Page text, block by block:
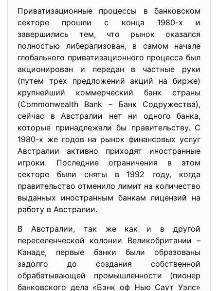
Приватизационные процессы в банковском
секторе прошли с конца 1980-х и
завершились тем, что рынок оказался
полностью либерализован, в самом начале
глобального приватизационного процесса был
акционирован и передан в частные руки
(путем трех предложений акций на бирже)
крупнейший коммерческий банк страны
(Commonwealth Bank – Банк Содружества),
сейчас в Австралии нет ни одного банка,
которые принадлежали бы правительству. С
1980-х же годов на рынок финансовых услуг
Австралии активно приходят иностранные
игроки. Последние ограничения в этом
секторе были сняты в 1992 году, когда
правительство отменило лимит на количество
выданных иностранным банкам лицензий на
работу в Австралии.
В Австралии, так же как и в другой
переселенческой колонии Великобритании –
Канаде, первые банки были образованы
задолго до создания собственной
обрабатывающей промышленности (пионер
банковского дела «Бэнк оф Нью Саут Уэлс»